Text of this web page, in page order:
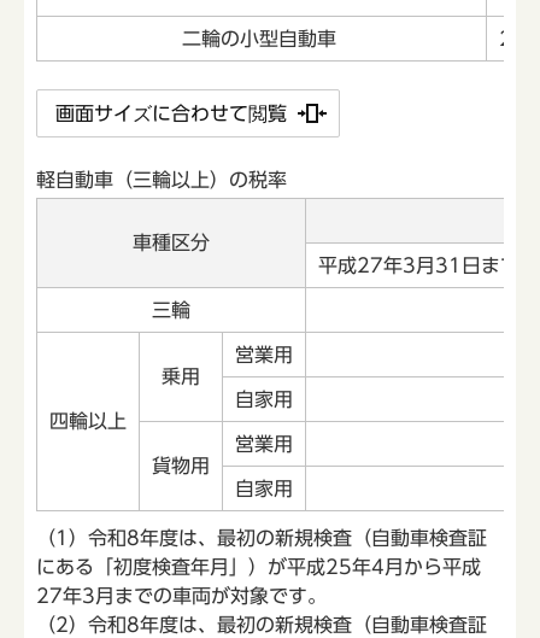
二輪の小型自動車 250
画面サイズに合わせて閲覧
軽自動車（三輪以上）の税率
車種区分
平成27年3月31日まで
三輪
四輪以上
乗用
営業用
自家用
貨物用
営業用
自家用
（1）令和8年度は、最初の新規検査（自動車検査証
にある「初度検査年月」）が平成25年4月から平成
27年3月までの車両が対象です。
（2）令和8年度は、最初の新規検査（自動車検査証